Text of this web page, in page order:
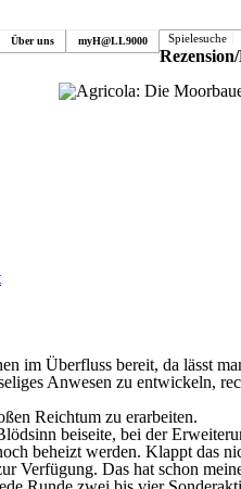
Über uns myH@LL9000 Spielesuche
im Überfluss bereit, da lässt
Anwesen zu entwickeln,
Reichtum zu erarbeiten.
beiseite, bei der
beheizt werden. Klappt das
Verfügung. Das hat schon